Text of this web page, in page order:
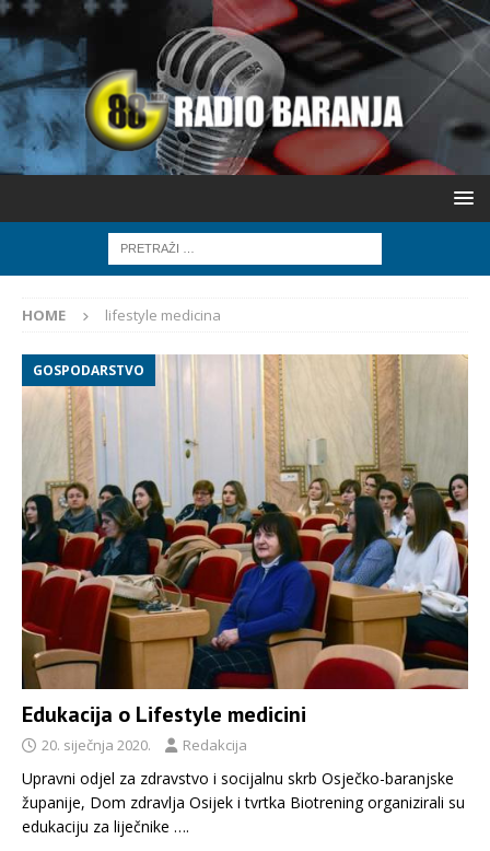
HOME lifestyle medicina
GOSPODARSTVO
Edukacija o Lifestyle medicini
20. siječnja 2020. Redakcija
Upravni odjel za zdravstvo i socijalnu skrb Osječko-baranjske
županije, Dom zdravlja Osijek i tvrtka Biotrening organizirali su
edukaciju za liječnike ….